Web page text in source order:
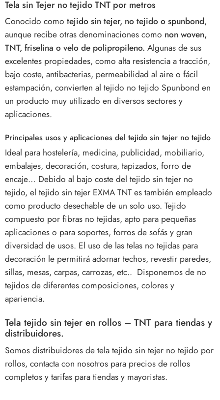
Tela sin Tejer no tejido TNT por metros
Conocido como tejido sin tejer, no tejido o spunbond,
aunque recibe otras denominaciones como non woven,
TNT, friselina o velo de polipropileno. Algunas de sus
excelentes propiedades, como alta resistencia a tracción,
bajo coste, antibacterias, permeabilidad al aire o fácil
estampación, convierten al tejido no tejido Spunbond en
un producto muy utilizado en diversos sectores y
aplicaciones.
Principales usos y aplicaciones del tejido sin tejer no tejido
Ideal para hostelería, medicina, publicidad, mobiliario,
embalajes, decoración, costura, tapizados, forro de
encaje… Debido al bajo coste del tejido sin tejer no
tejido, el tejido sin tejer EXMA TNT es también empleado
como producto desechable de un solo uso. Tejido
compuesto por fibras no tejidas, apto para pequeñas
aplicaciones o para soportes, forros de sofás y gran
diversidad de usos. El uso de las telas no tejidas para
decoración le permitirá adornar techos, revestir paredes,
sillas, mesas, carpas, carrozas, etc.. Disponemos de no
tejidos de diferentes composiciones, colores y
apariencia.
Tela tejido sin tejer en rollos – TNT para tiendas y
distribuidores.
Somos distribuidores de tela tejido sin tejer no tejido por
rollos, contacta con nosotros para precios de rollos
completos y tarifas para tiendas y mayoristas.